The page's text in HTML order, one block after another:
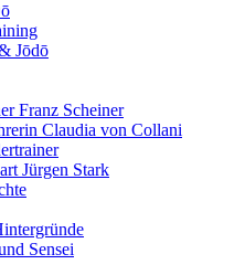
Jōdō
Franz Scheiner
Claudia von Collani
Jürgen Stark
Sensei